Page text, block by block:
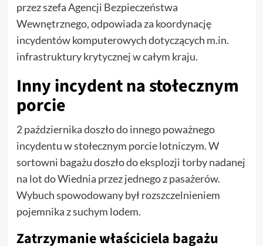
przez szefa Agencji Bezpieczeństwa
Wewnętrznego, odpowiada za koordynację
incydentów komputerowych dotyczących m.in.
infrastruktury krytycznej w całym kraju.
Inny incydent na stołecznym
porcie
2 października doszło do innego poważnego
incydentu w stołecznym porcie lotniczym. W
sortowni bagażu doszło do eksplozji torby nadanej
na lot do Wiednia przez jednego z pasażerów.
Wybuch spowodowany był rozszczelnieniem
pojemnika z suchym lodem.
Zatrzymanie właściciela bagażu